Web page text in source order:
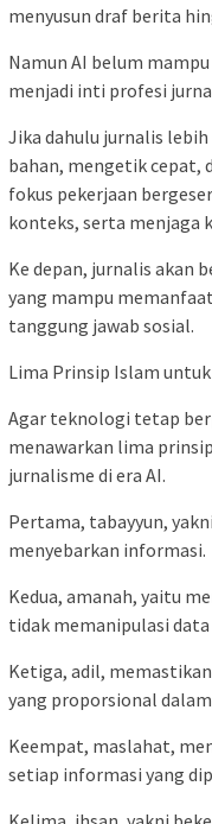
menyusun draf berita
Namun AI belum
menjadi inti profesi
Jika dahulu jurnalis
bahan, mengetik cepat,
fokus pekerjaan
konteks, serta menjaga
Ke depan, jurnalis akan
yang mampu
tanggung jawab sosial.
Lima Prinsip Islam
Agar teknologi tetap
menawarkan lima
jurnalisme di era AI.
Pertama, tabayyun,
menyebarkan informasi.
Kedua, amanah, yaitu
tidak memanipulasi
Ketiga, adil,
yang proporsional
Keempat, maslahat,
setiap informasi yang